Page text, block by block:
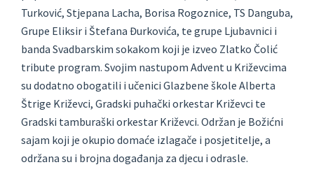
Turković, Stjepana Lacha, Borisa Rogoznice, TS Danguba,
Grupe Eliksir i Štefana Đurkovića, te grupe Ljubavnici i
banda Svadbarskim sokakom koji je izveo Zlatko Čolić
tribute program. Svojim nastupom Advent u Križevcima
su dodatno obogatili i učenici Glazbene škole Alberta
Štrige Križevci, Gradski puhački orkestar Križevci te
Gradski tamburaški orkestar Križevci. Održan je Božićni
sajam koji je okupio domaće izlagače i posjetitelje, a
održana su i brojna događanja za djecu i odrasle.